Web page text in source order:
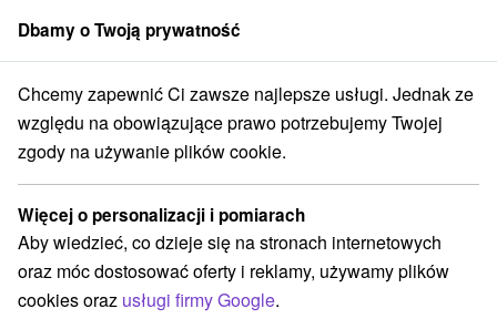
członek grupySorger
kraj Ždiar Moutain Resort Apartamenty w ośrodkach górskich
Moutain Resort Apartamenty w
ośrodkach górskich
Ždiar
Rezerwacja i wybór oferty
Dbamy o Twoją prywatność
Chcemy zapewnić Ci zawsze najlepsze usługi. Jednak ze
względu na obowiązujące prawo potrzebujemy Twojej
zgody na używanie plików cookie.
Więcej o personalizacji i pomiarach
Aby wiedzieć, co dzieje się na stronach internetowych
oraz móc dostosować oferty i reklamy, używamy plików
cookies oraz usługi firmy Google.